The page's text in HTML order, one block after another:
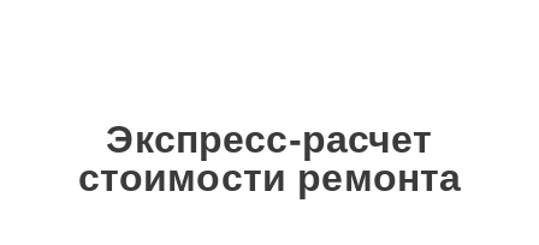
Экспресс-расчет
стоимости ремонта